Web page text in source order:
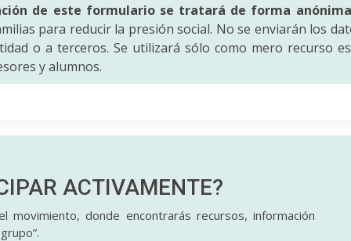
de este formulario se tratará de forma anónima
para reducir la presión social. No se enviarán los
o a terceros. Se utilizará sólo como mero recurso
y alumnos.
ACTIVAMENTE?
donde encontrarás recursos, información